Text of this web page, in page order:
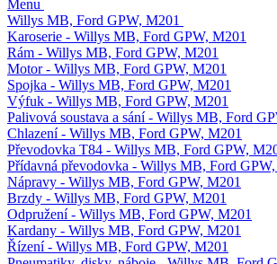
Menu
Willys MB, Ford GPW, M201
Karoserie - Willys MB, Ford GPW, M201
Rám - Willys MB, Ford GPW, M201
Motor - Willys MB, Ford GPW, M201
Spojka - Willys MB, Ford GPW, M201
Výfuk - Willys MB, Ford GPW, M201
Palivová soustava a sání - Willys MB, Ford
Chlazení - Willys MB, Ford GPW, M201
Převodovka T84 - Willys MB, Ford GPW,
Přídavná převodovka - Willys MB, Ford GPW,
Nápravy - Willys MB, Ford GPW, M201
Brzdy - Willys MB, Ford GPW, M201
Odpružení - Willys MB, Ford GPW, M201
Kardany - Willys MB, Ford GPW, M201
Řízení - Willys MB, Ford GPW, M201